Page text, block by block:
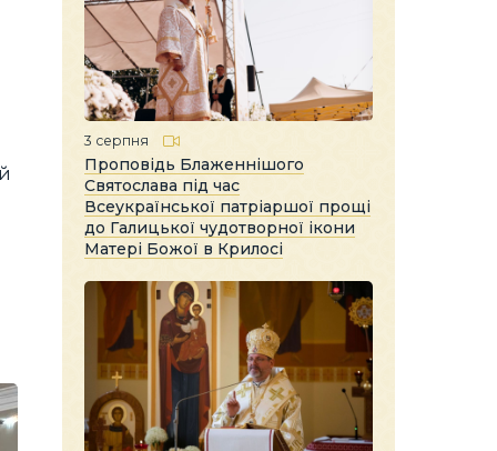
3 серпня
Проповідь Блаженнішого
Святослава під час
Всеукраїнської патріаршої прощі
до Галицької чудотворної ікони
Матері Божої в Крилосі